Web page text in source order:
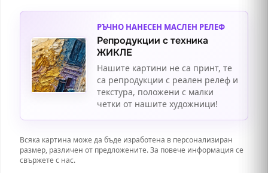
РЪЧНО НАНЕСЕН МАСЛЕН РЕЛЕФ
Репродукции с техника
ЖИКЛЕ
Нашите картини не са принт, те
са репродукции с реален релеф и
текстура, положени с малки
четки от нашите художници!
Всяка картина може да бъде изработена в персонализиран
размер, различен от предложените. За повече информация се
свържете с нас.